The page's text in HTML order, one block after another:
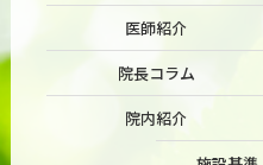
医師紹介
院長コラム
院内紹介